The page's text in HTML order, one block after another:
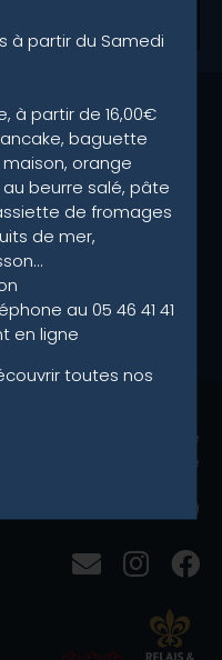
à partir du Samedi
à partir de 16,00€
baguette
orange
beurre salé, pâte
de fromages
de mer,
au 05 46 41 41
en ligne
toutes nos
Plage de la Concurrence
17000 La Rochelle
+33 5 46 41 48 19